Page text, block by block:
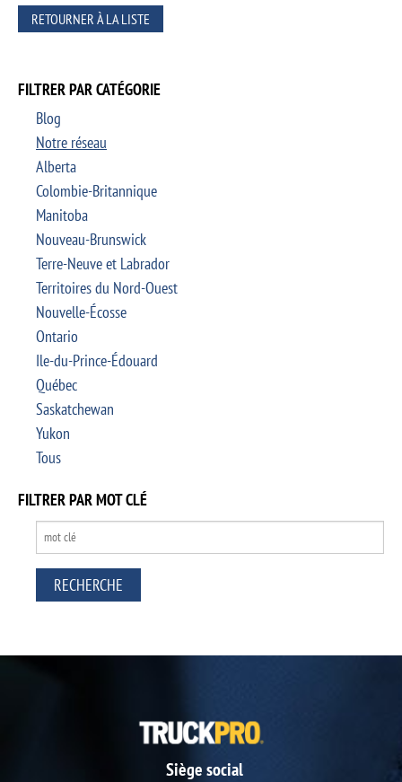
RETOURNER À LA LISTE
FILTRER PAR CATÉGORIE
Blog
Notre réseau
Alberta
Colombie-Britannique
Manitoba
Nouveau-Brunswick
Terre-Neuve et Labrador
Territoires du Nord-Ouest
Nouvelle-Écosse
Ontario
Ile-du-Prince-Édouard
Québec
Saskatchewan
Yukon
Tous
FILTRER PAR MOT CLÉ
Siège social